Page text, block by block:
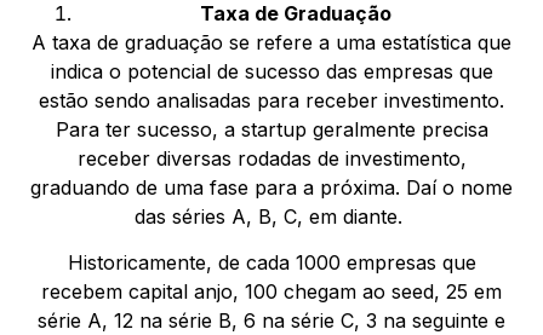
Taxa de Graduação
A taxa de graduação se refere a uma estatística que
indica o potencial de sucesso das empresas que
estão sendo analisadas para receber investimento.
Para ter sucesso, a startup geralmente precisa
receber diversas rodadas de investimento,
graduando de uma fase para a próxima. Daí o nome
das séries A, B, C, em diante.
Historicamente, de cada 1000 empresas que
recebem capital anjo, 100 chegam ao seed, 25 em
série A, 12 na série B, 6 na série C, 3 na seguinte e